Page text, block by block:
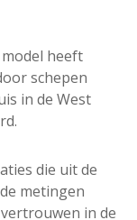
heeft
schepen
in de West
die uit de
metingen
in de